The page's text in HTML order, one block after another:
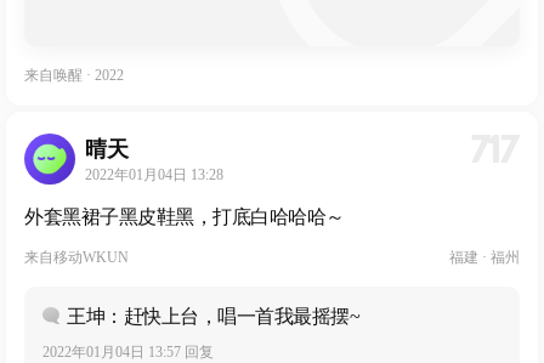
来自唤醒 · 2022
晴天
2022年01月04日 13:28
外套黑裙子黑皮鞋黑，打底白哈哈哈～
来自移动WKUN 福建 · 福州
王坤：赶快上台，唱一首我最摇摆~
2022年01月04日 13:57 回复